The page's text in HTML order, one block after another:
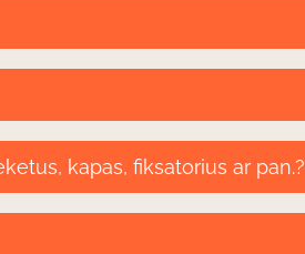
kapas, fiksatorius ar pan.?